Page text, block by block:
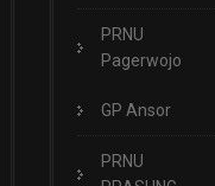
PRNU
Pagerwojo
GP Ansor
PRNU